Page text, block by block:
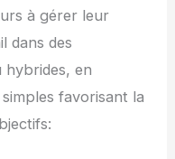
à gérer leur
dans des
hybrides, en
favorisant la